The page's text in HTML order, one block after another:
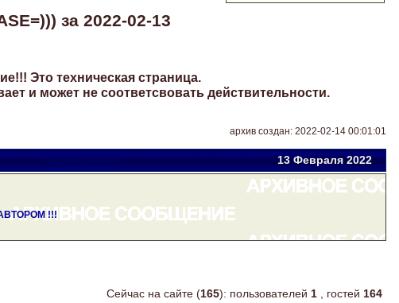
за 2022-02-13
Это техническая страница.
и может не соответсвовать действительности.
архив создан: 2022-02-14 00:01:01
all1976@ukr.net 13 Февраля2022
АВТОРОМ !!!
Сейчас на сайте (165): пользователей 1 , гостей 164